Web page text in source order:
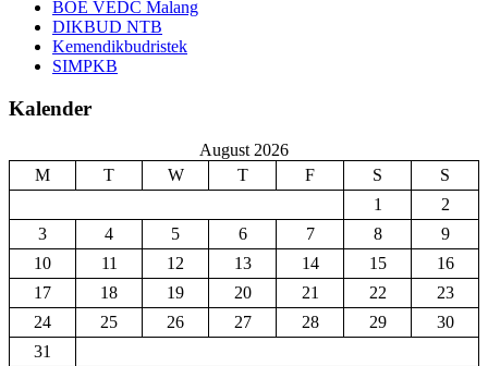
BOE VEDC Malang
DIKBUD NTB
Kemendikbudristek
SIMPKB
Kalender
August 2026
M
T W T F S
S
1
2
3
4 5 6 7 8
9
10
11 12 13 14 15
16
17
18 19 20 21 22
23
24
25 26 27 28 29
30
31